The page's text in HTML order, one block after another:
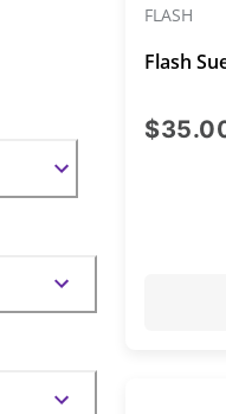
FLASH
Flash